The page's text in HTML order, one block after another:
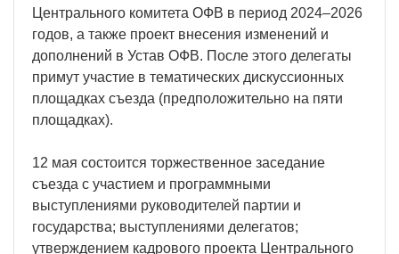
Центрального комитета ОФВ в период 2024–2026
годов, а также проект внесения изменений и
дополнений в Устав ОФВ. После этого делегаты
примут участие в тематических дискуссионных
площадках съезда (предположительно на пяти
площадках).
12 мая состоится торжественное заседание
съезда с участием и программными
выступлениями руководителей партии и
государства; выступлениями делегатов;
утверждением кадрового проекта Центрального